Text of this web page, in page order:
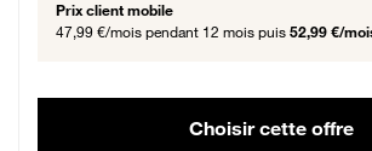
Prix client mobile
47,99 €/mois pendant 12 mois puis 52,99 €/
Choisir cette offre